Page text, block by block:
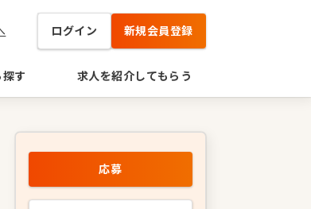
ログイン 新規会員登録
す 求人を紹介してもらう
応募